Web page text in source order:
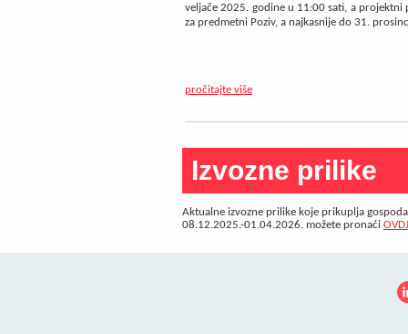
veljače 2025. godine u 11:00 sati, a projektni
za predmetni Poziv, a najkasnije do 31.
pročitajte više
Izvozne prilike
Aktualne izvozne prilike koje prikuplja
08.12.2025.-01.04.2026. možete pronaći